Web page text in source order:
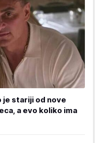
je stariji od nove
a evo koliko ima